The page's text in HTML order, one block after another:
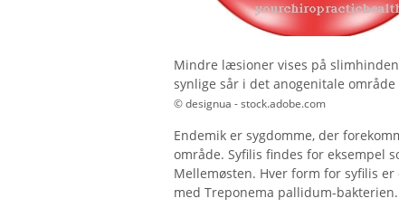
Mindre læsioner vises på
synlige sår i det anogenitale
© designua - stock.adobe.com
Endemik er sygdomme, der
område. Syfilis findes for eksempel
Mellemøsten. Hver form for syfilis
med Treponema pallidum-bakterien.